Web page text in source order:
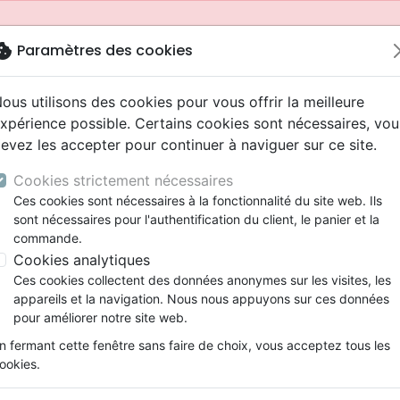
Nouveautés
Testaments
Etude biblique
Segond
Darby
Bandes dessinées
Souffrance, Relation d'aide
Ethique, société, politique
ans
Adolescents, jeunes
Latino, Folk
Soul
Rap, Hip-hop
Louange, Adoration
Pop, Rock
animés
conférences
Films, fiction
Jeux
Papeterie
depuis votre pays (United States).
Source de vie - recueil de chants
Paramètres des cookies
utilisons des cookies pour vous offrir la meilleure
possible. Certains cookies sont nécessaires,
les accepter pour continuer à naviguer sur ce site.
Cookies strictement nécessaires
Ces cookies sont nécessaires à la fonctionnalité du site web. Ils
sont nécessaires pour l'authentification du client, le panier et la
commande.
Cookies analytiques
Ces cookies collectent des données anonymes sur les visites, les
appareils et la navigation. Nous nous appuyons sur ces données
pour améliorer notre site web.
fermant cette fenêtre sans faire de choix, vous acceptez tous les